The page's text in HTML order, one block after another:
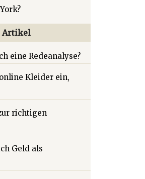
Artikel
eine Redeanalyse?
Kleider ein,
richtigen
Geld als